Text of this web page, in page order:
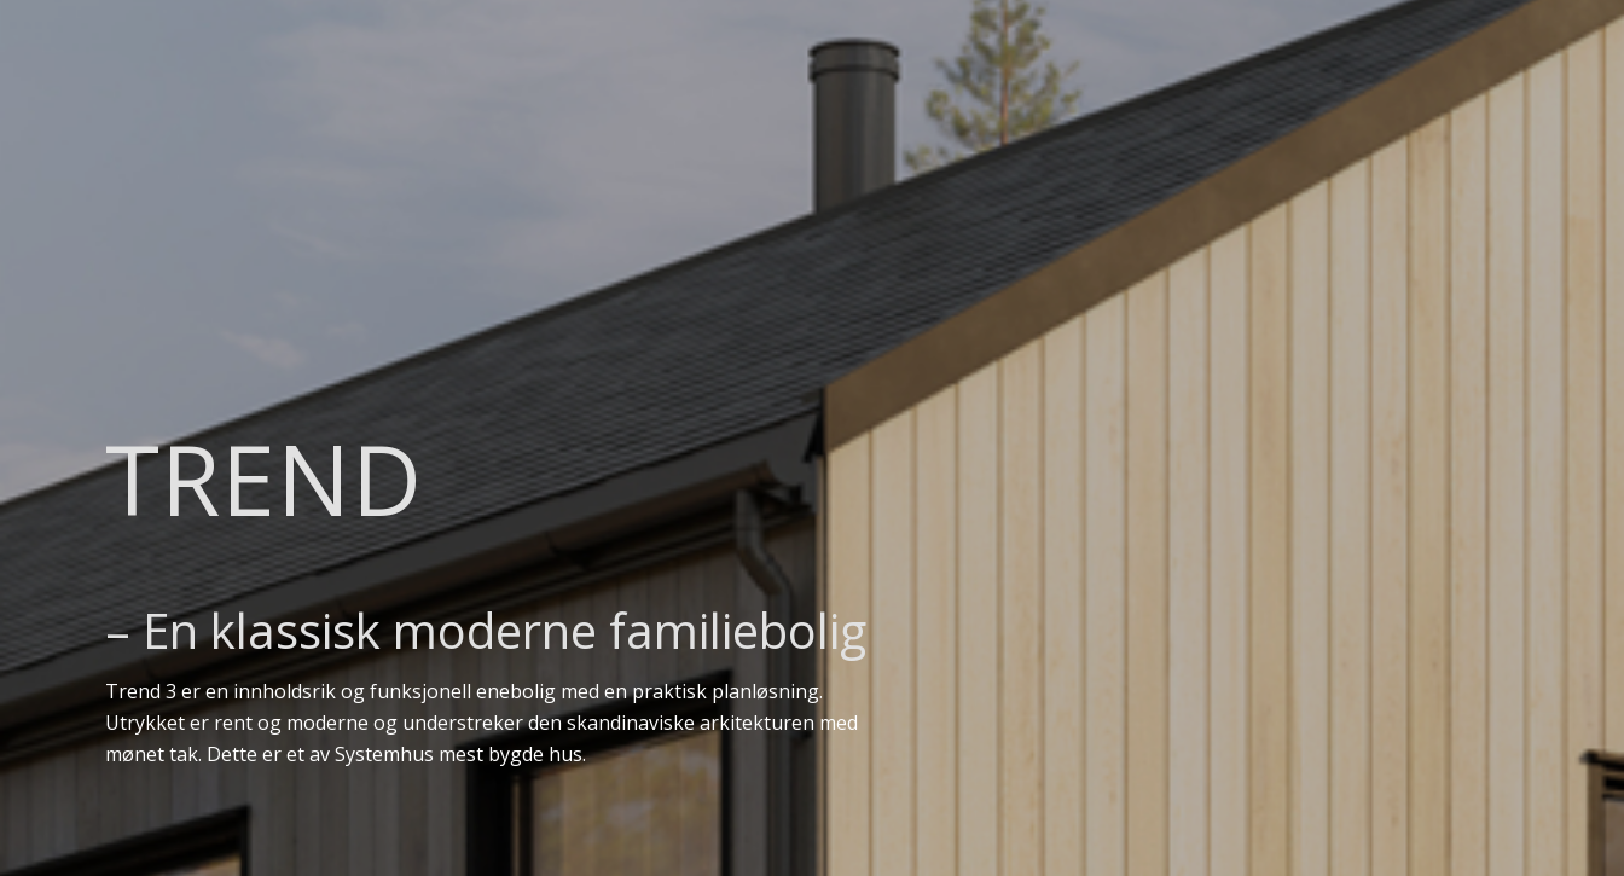
TREND
– En klassisk moderne familiebolig
Trend 3 er en innholdsrik og funksjonell enebolig med en praktisk planløsning.
Utrykket er rent og moderne og understreker den skandinaviske arkitekturen med
mønet tak. Dette er et av Systemhus mest bygde hus.